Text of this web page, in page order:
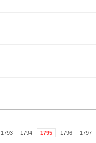
1793 1794 1795 1796 1797